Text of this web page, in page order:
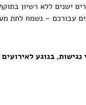
ישנים ללא רשיון
עבורכם – נשמח לתת
נגישות, בנוגע